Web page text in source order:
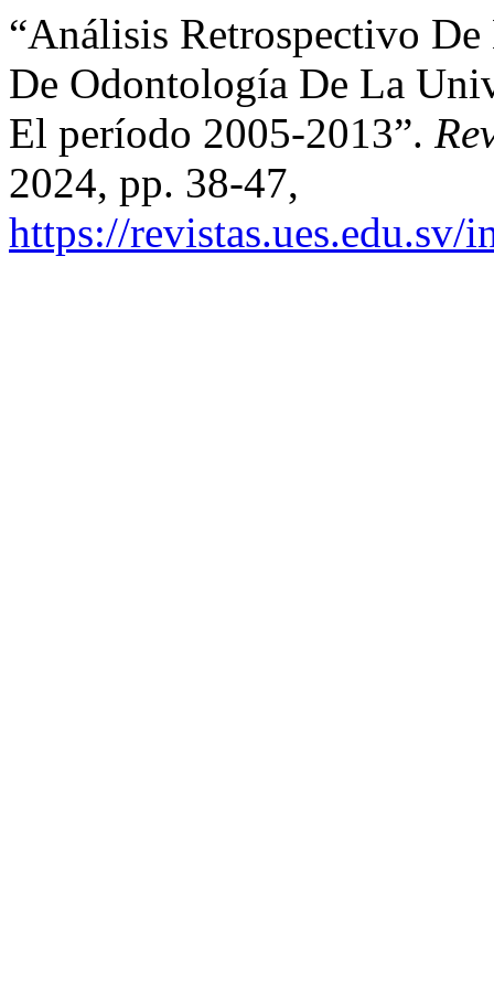
“Análisis Retrospectivo
De Odontología De La
El período 2005-2013”.
2024, pp. 38-47,
https://